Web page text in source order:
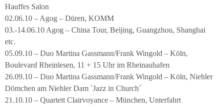
Hauffes Salon
02.06.10 – Agog – Düren, KOMM
03.-14.06.10 Agog – China Tour, Beijing, Guangzhou, Shanghai
etc.
05.09.10 – Duo Martina Gassmann/Frank Wingold – Köln,
Boulevard Rheinlesen, 11 + 15 Uhr im Rheinauhafen
26.09.10 – Duo Martina Gassmann/Frank Wingold – Köln, Niehler
Dömchen am Niehler Dam `Jazz in Church´
21.10.10 – Quartett Clairvoyance – München, Unterfahrt